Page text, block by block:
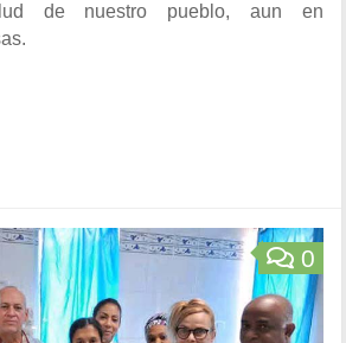
de nuestro pueblo, aun en
0